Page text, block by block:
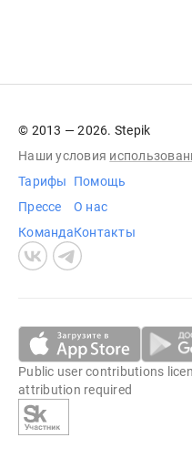
© 2013 — 2026. Stepik
Наши условия
Тарифы
Прессе
Команда
Помощь
О нас
Контакты
Public user contributions
attribution required